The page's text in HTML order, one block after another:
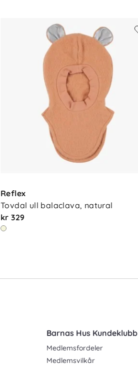
Reflex
Tovdal ull balaclava, natural
kr 329
Barnas Hus Kundeklubb
Medlemsfordeler
Medlemsvilkår